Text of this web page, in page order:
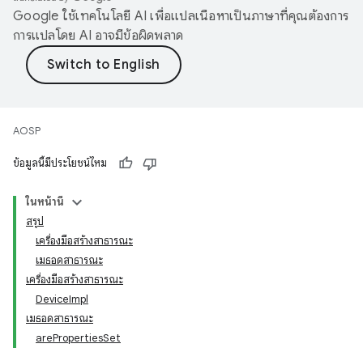
Google ใช้เทคโนโลยี AI เพื่อแปลเนื้อหาเป็นภาษาที่คุณต้องการ
การแปลโดย AI อาจมีข้อผิดพลาด
AOSP
ข้อมูลนี้มีประโยชน์ไหม
ในหน้านี้
สรุป
เครื่องมือสร้างสาธารณะ
เมธอดสาธารณะ
เครื่องมือสร้างสาธารณะ
DeviceImpl
เมธอดสาธารณะ
arePropertiesSet